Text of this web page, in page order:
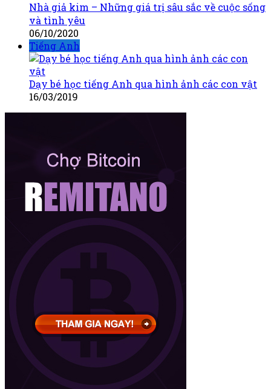
Nhà giả kim – Những giá trị sâu sắc về cuộc sống
và tình yêu
06/10/2020
Tiếng Anh
Dạy bé học tiếng Anh qua hình ảnh các con vật
16/03/2019